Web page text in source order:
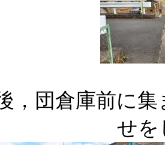
，団倉庫前に
せを